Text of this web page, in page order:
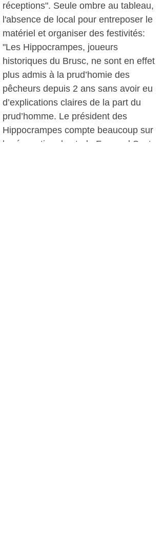
réceptions". Seule ombre au tableau,
l'absence de local pour entreposer le
matériel et organiser des festivités:
"Les Hippocrampes, joueurs
historiques du Brusc, ne sont en effet
plus admis à la prud’homie des
pêcheurs depuis 2 ans sans avoir eu
d’explications claires de la part du
prud’homme. Le président des
Hippocrampes compte beaucoup sur
la rénovation du stade Fernand Sastre